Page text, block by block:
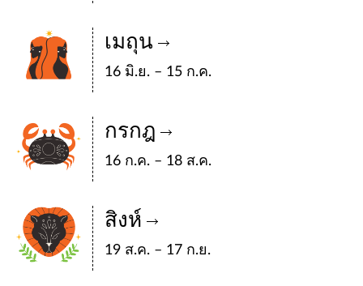
เมถุน
16 มิ.ย. – 15 ก.ค.
กรกฎ
16 ก.ค. – 18 ส.ค.
สิงห์
19 ส.ค. – 17 ก.ย.